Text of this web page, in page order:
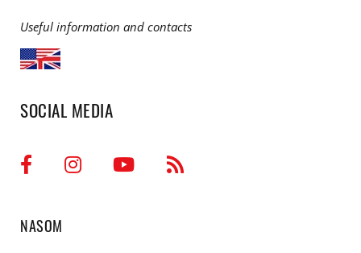
Useful information and contacts
SOCIAL MEDIA
NASOM